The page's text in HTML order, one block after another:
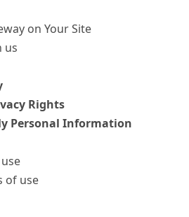
on Your Site
us
Rights
Personal Information
of use